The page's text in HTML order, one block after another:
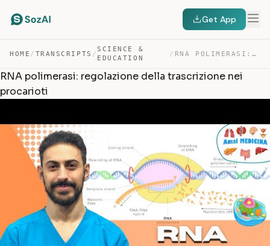
Get App
HOME / TRANSCRIPTS /
SCIENCE &
EDUCATION
/ RNA POLIMERASI: REGOLAZIONE DELLA TRASCRIZIONE NEI PROC… — TRANSCRIPT
RNA polimerasi: regolazione della trascrizione nei
procarioti